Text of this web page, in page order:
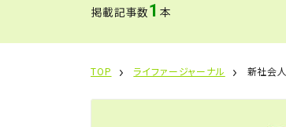
掲載記事数1本
TOP ライファージャーナル 新社会人